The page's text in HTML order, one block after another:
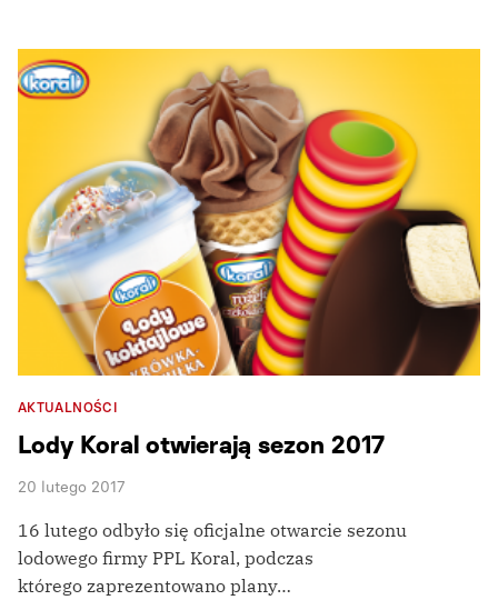
AKTUALNOŚCI
Lody Koral otwierają sezon 2017
20 lutego 2017
16 lutego odbyło się oficjalne otwarcie sezonu
lodowego firmy PPL Koral, podczas
którego zaprezentowano plany…